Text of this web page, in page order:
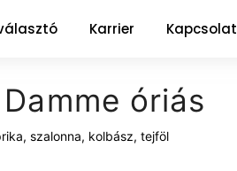
Karrier Kapcsolat
óriás
szalonna, kolbász, tejföl